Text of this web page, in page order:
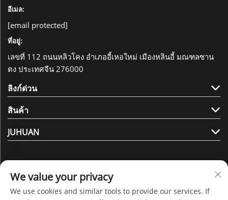
อีเมล:
[email protected]
ที่อยู่:
เลขที่ 112 ถนนหลิวโคง อำเภออี้เหอใหม่ เมืองหลินอี้ มณฑลซาน
ตง ประเทศจีน 276000
ลิงก์ด่วน
สินค้า
JUHUAN
ติดตามเรา
We value your privacy
We use cookies and similar tools to provide our services. If